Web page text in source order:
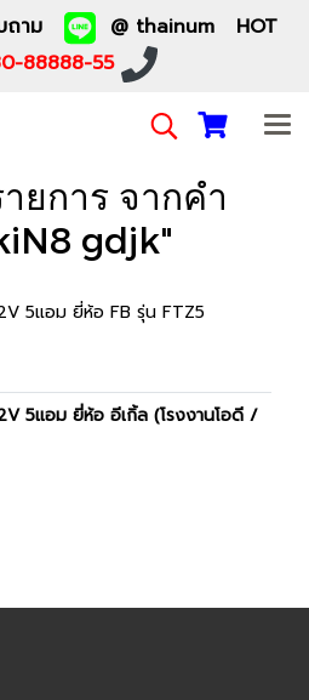
บถาม
@ thainum HOT
88888-55
ยการ จากคำ
gdjk"
5แอม ยี่ห้อ FB รุ่น FTZ5
5แอม ยี่ห้อ อีเกิ้ล (โรงงานโอดี /